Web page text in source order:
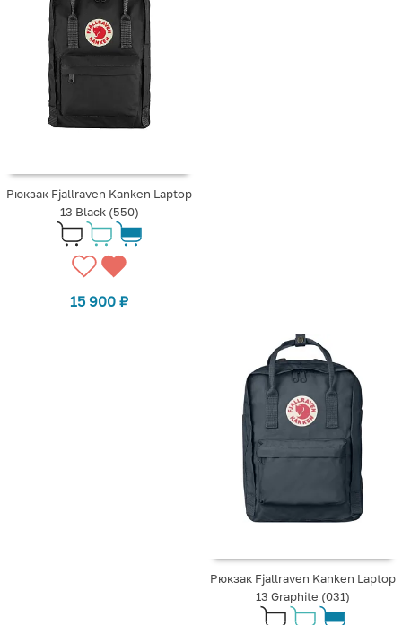
Рюкзак Fjallraven Kanken Laptop
13 Black (550)
15 900 ₽
Рюкзак Fjallraven Kanken Laptop
13 Graphite (031)